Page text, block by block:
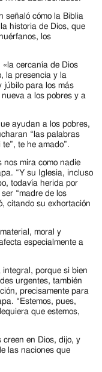
señaló cómo la Biblia
historia de Dios, que
los
«la cercanía de Dios
la presencia y la
júbilo para los más
a los pobres y a
ayudan a los pobres,
“las palabras
te he amado”.
nos mira como nadie
“Y su Iglesia, incluso
todavía herida por
“madre de los
citando su exhortación
moral y
especialmente a
integral, porque si bien
urgentes, también
precisamente para
“Estemos, pues,
que estemos,
creen en Dios, dijo, y
las naciones que